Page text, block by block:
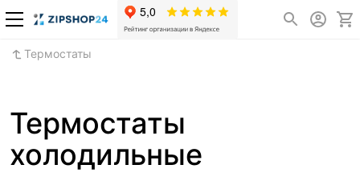
Термостаты
Термостаты
холодильные